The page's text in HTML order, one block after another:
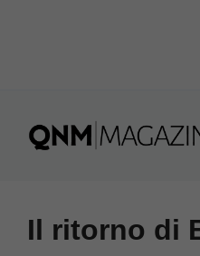
Il ritorno di